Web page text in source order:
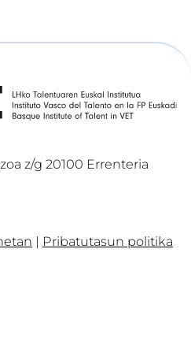
z/g 20100 Errenteria
| Pribatutasun politika